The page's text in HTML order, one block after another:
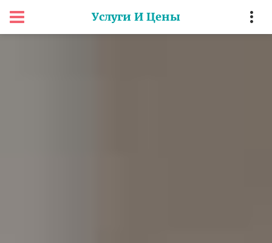
Услуги И Цены